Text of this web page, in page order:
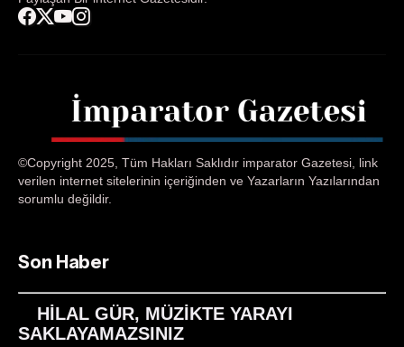
©Copyright 2025, Tüm Hakları Saklıdır imparator Gazetesi, link
verilen internet sitelerinin içeriğinden ve Yazarların Yazılarından
sorumlu değildir.
Son Haber
HİLAL GÜR, MÜZİKTE YARAYI
SAKLAYAMAZSINIZ